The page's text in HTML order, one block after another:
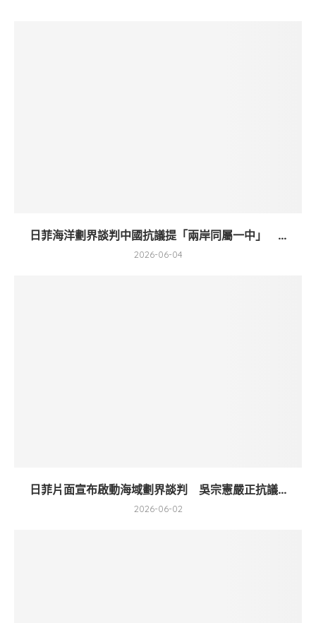
日菲海洋劃界談判中國抗議提「兩岸同屬一中」 ...
2026-06-04
日菲片面宣布啟動海域劃界談判 吳宗憲嚴正抗議...
2026-06-02